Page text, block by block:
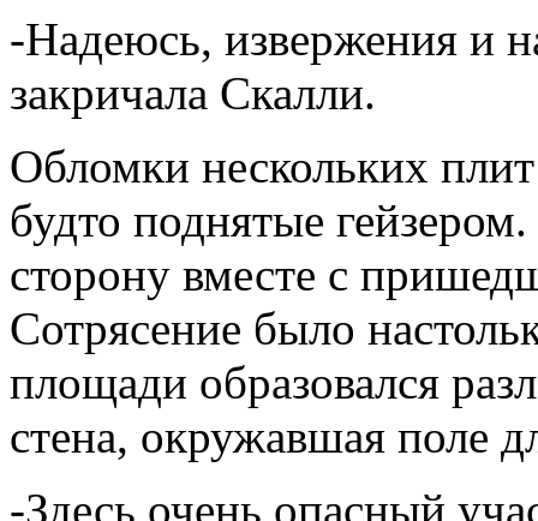
-Надеюсь, извержения и
закричала Скалли.
Обломки нескольких
будто поднятые
сторону вместе с
Сотрясение было
площади образовался
стена, окружавшая поле
-Здесь очень опасный